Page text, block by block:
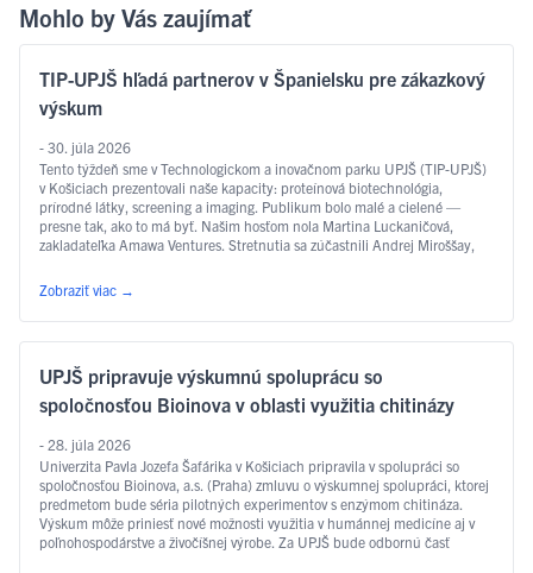
Mohlo by Vás zaujímať
TIP-UPJŠ hľadá partnerov v Španielsku pre zákazkový
výskum
- 30. júla 2026
Tento týždeň sme v Technologickom a inovačnom parku UPJŠ (TIP-UPJŠ)
v Košiciach prezentovali naše kapacity: proteínová biotechnológia,
prírodné látky, screening a imaging. Publikum bolo malé a cielené —
presne tak, ako to má byť. Našim hosťom nola Martina Luckaničová,
zakladateľka Amawa Ventures. Stretnutia sa zúčastnili Andrej Miroššay,
Dušan Rostáš …
Zobraziť viac →
UPJŠ pripravuje výskumnú spoluprácu so
spoločnosťou Bioinova v oblasti využitia chitinázy
- 28. júla 2026
Univerzita Pavla Jozefa Šafárika v Košiciach pripravila v spolupráci so
spoločnosťou Bioinova, a.s. (Praha) zmluvu o výskumnej spolupráci, ktorej
predmetom bude séria pilotných experimentov s enzýmom chitináza.
Výskum môže priniesť nové možnosti využitia v humánnej medicíne aj v
poľnohospodárstve a živočíšnej výrobe. Za UPJŠ bude odbornú časť